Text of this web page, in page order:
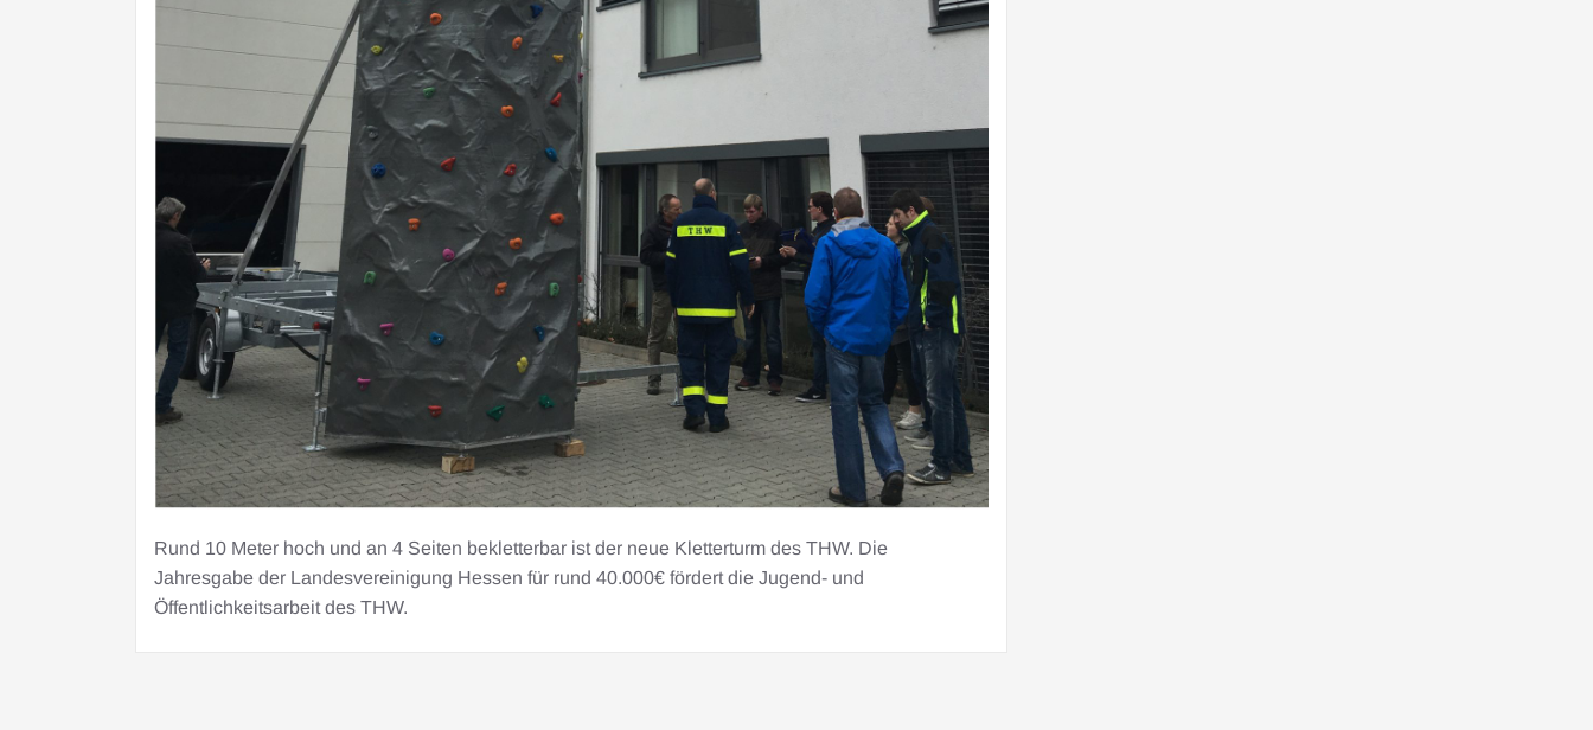
Rund 10 Meter hoch und an 4 Seiten bekletterbar ist der neue Kletterturm des THW. Die
Jahresgabe der Landesvereinigung Hessen für rund 40.000€ fördert die Jugend- und
Öffentlichkeitsarbeit des THW.